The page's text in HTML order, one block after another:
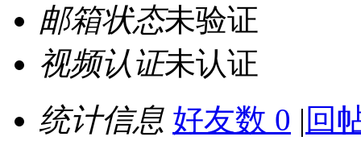
邮箱状态未验证
视频认证未认证
统计信息 好友数 0 | 回